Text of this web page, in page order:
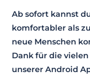
Ab sofort kannst
komfortabler als
neue Menschen
Dank für die
unserer Android